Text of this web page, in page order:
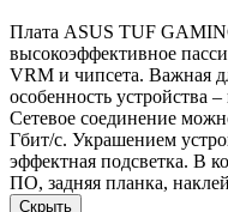
Плата ASUS TUF
высокоэффективное
VRM и чипсета. Важная
особенность устройства
Сетевое соединение
Гбит/с. Украшением
эффектная подсветка. В
ПО, задняя планка,
Скрыть